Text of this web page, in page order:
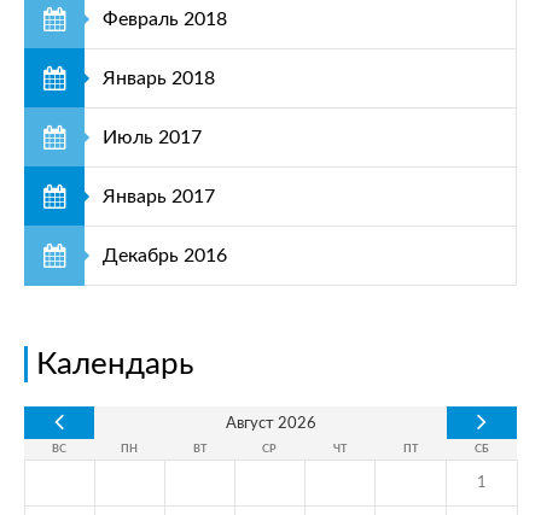
Февраль 2018
Январь 2018
Июль 2017
Январь 2017
Декабрь 2016
Календарь
Август 2026
ВС ПН ВТ СР ЧТ СБ
1